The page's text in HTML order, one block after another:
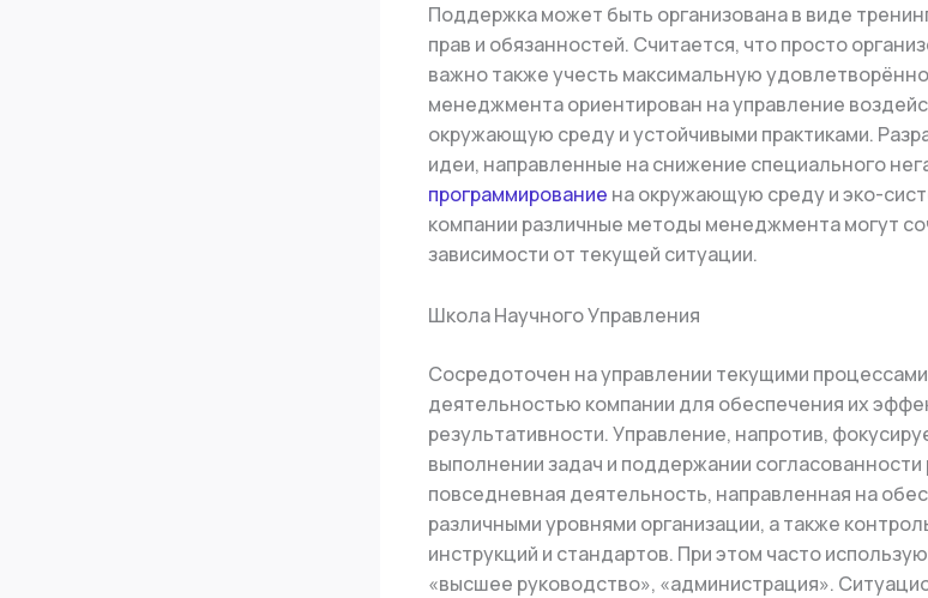
Поддержка может быть организована в виде
прав и обязанностей. Считается, что просто
важно также учесть максимальную
менеджмента ориентирован на управление
окружающую среду и устойчивыми практиками.
идеи, направленные на снижение специального
программирование на окружающую среду и эко-
компании различные методы менеджмента могут
зависимости от текущей ситуации.
Школа Научного Управления
Сосредоточен на управлении текущими
деятельностью компании для обеспечения их
результативности. Управление, напротив,
выполнении задач и поддержании
повседневная деятельность, направленная на
различными уровнями организации, а также
инструкций и стандартов. При этом часто
«высшее руководство», «администрация».